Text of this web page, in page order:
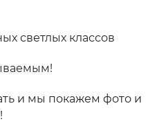
светлых классов
и мы покажем фото и